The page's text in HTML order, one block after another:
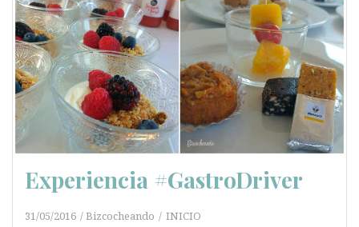
Experiencia #GastroDriver
31/05/2016 Bizcocheando INICIO